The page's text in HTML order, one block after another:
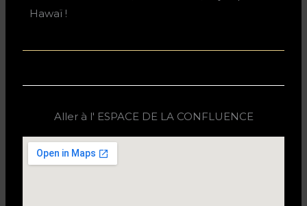
Hawaï !
Aller à l' ESPACE DE LA CONFLUENCE